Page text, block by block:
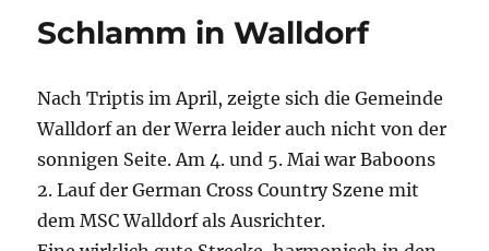
Schlamm in Walldorf
Nach Triptis im April, zeigte sich die Gemeinde
Walldorf an der Werra leider auch nicht von der
sonnigen Seite. Am 4. und 5. Mai war Baboons
2. Lauf der German Cross Country Szene mit
dem MSC Walldorf als Ausrichter.